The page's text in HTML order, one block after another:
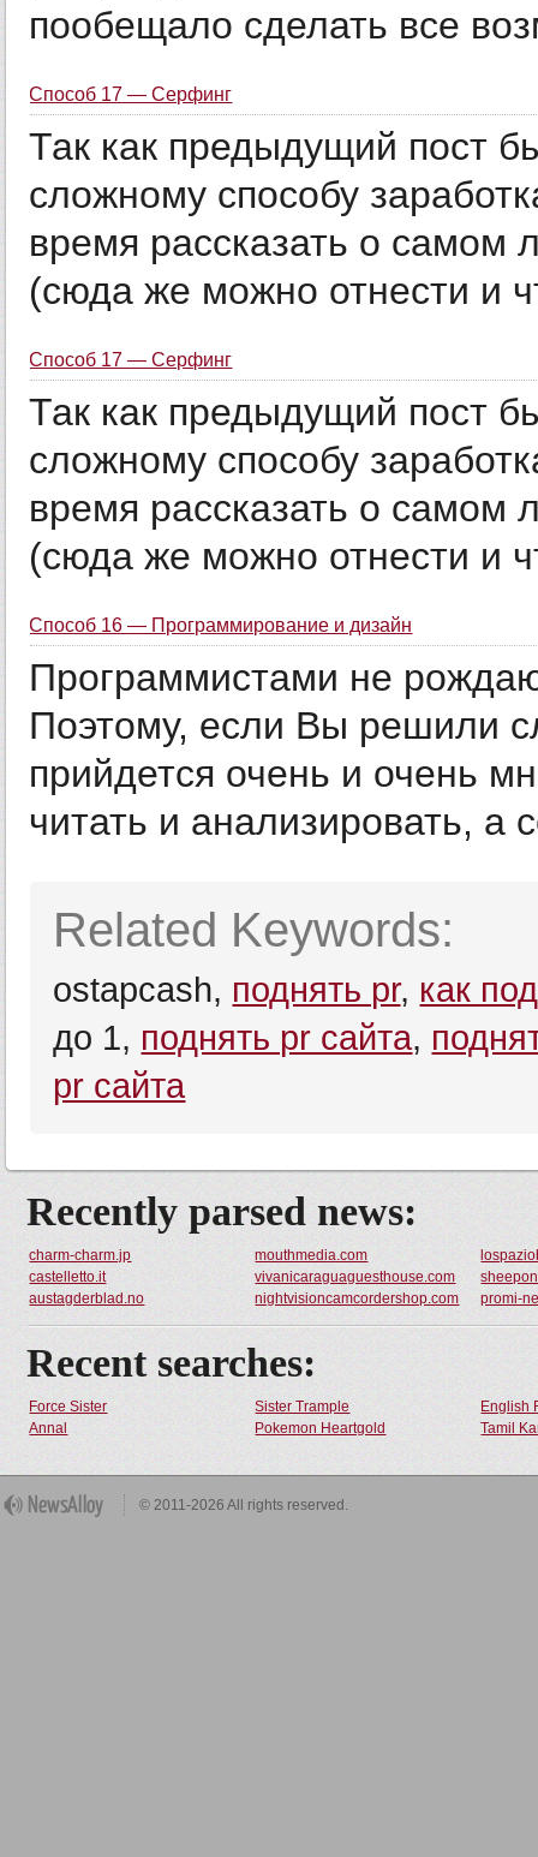
пообещало сделать все
Способ 17 — Серфинг
Так как предыдущий пост
сложному способу
время рассказать о самом
(сюда же можно отнести и
Способ 17 — Серфинг
Так как предыдущий пост
сложному способу
время рассказать о самом
(сюда же можно отнести и
Способ 16 — Программирование и дизайн
Программистами не
Поэтому, если Вы решили
прийдется очень и очень
читать и анализировать, а
Related Keywords:
ostapcash, поднять pr, как
до 1, поднять pr сайта,
pr сайта
Recently parsed news:
charm-charm.jp mouthmedia.com
castelletto.it
vivanicaraguaguesthouse.com
austagderblad.no
nightvisioncamcordershop.com promi-
Recent searches:
Force Sister Sister Trample
English
Annal
Pokemon Heartgold Tamil
© 2011-2026 All rights reserved.